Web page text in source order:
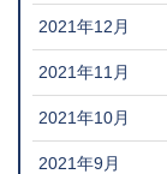
2021年12月
2021年11月
2021年10月
2021年9月